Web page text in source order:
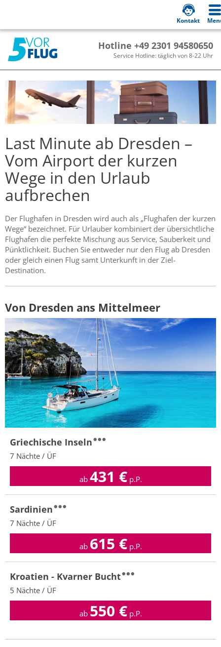
Hotline +49 2301 94580650
Service Hotline: täglich von 8-22 Uhr
Kontakt
Last Minute ab Dresden –
Vom Airport der kurzen
Wege in den Urlaub
aufbrechen
Der Flughafen in Dresden wird auch als „Flughafen der kurzen
Wege“ bezeichnet. Für Urlauber kombiniert der übersichtliche
Flughafen die perfekte Mischung aus Service, Sauberkeit und
Pünktlichkeit. Buchen Sie entweder nur den Flug ab Dresden
oder gleich einen Flug samt Unterkunft in der Ziel-
Destination.
Von Dresden ans Mittelmeer
Griechische Inseln
7 Nächte / ÜF
ab 431 € p.P.
Sardinien
7 Nächte / ÜF
ab 615 € p.P.
Kroatien - Kvarner Bucht
5 Nächte / ÜF
ab 550 € p.P.